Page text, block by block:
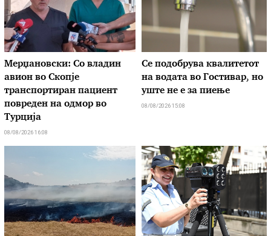
Мерџановски: Со владин
авион во Скопје
транспортиран пациент
повреден на одмор во
Турција
08/08/2026 16:08
Се подобрува квалитетот
на водата во Гостивар, но
уште не е за пиење
08/08/2026 15:08